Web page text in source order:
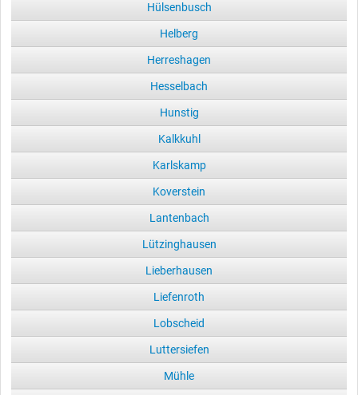
Hülsenbusch
Helberg
Herreshagen
Hesselbach
Hunstig
Kalkkuhl
Karlskamp
Koverstein
Lantenbach
Lützinghausen
Lieberhausen
Liefenroth
Lobscheid
Luttersiefen
Mühle